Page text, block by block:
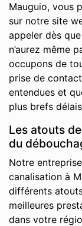
Mauguio, vous
sur notre site
appeler dès
n’aurez même
occupons de
prise de
entendues et
plus brefs
Les atouts
du
Notre
canalisation à
différents
meilleures
dans votre